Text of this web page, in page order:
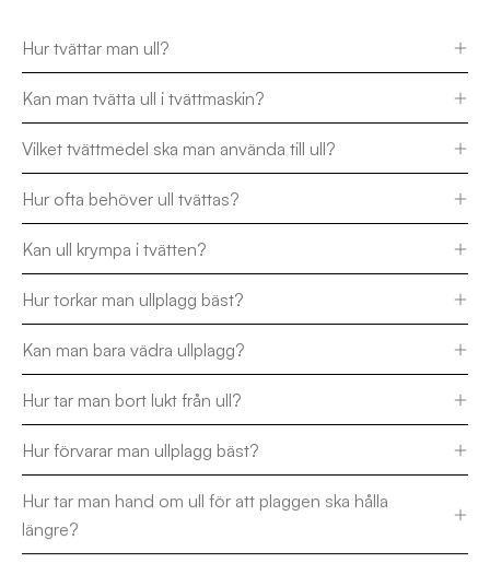
Hur tvättar man ull?
Kan man tvätta ull i tvättmaskin?
Vilket tvättmedel ska man använda till ull?
Hur ofta behöver ull tvättas?
Kan ull krympa i tvätten?
Hur torkar man ullplagg bäst?
Kan man bara vädra ullplagg?
Hur tar man bort lukt från ull?
Hur förvarar man ullplagg bäst?
Hur tar man hand om ull för att plaggen ska hålla
längre?